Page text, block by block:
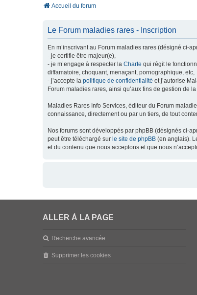
Accueil du forum
Le Forum maladies rares - Inscription
En m’inscrivant au Forum maladies rares (désigné ci-
- je certifie être majeur(e),
- je m’engage à respecter la Charte qui régit le
diffamatoire, choquant, menaçant, pornographique, etc,
- j’accepte la politique de confidentialité et j’autorise
Forum maladies rares, ainsi qu’aux fins de gestion de
Maladies Rares Info Services, éditeur du Forum
connaissance, directement ou par un tiers, de tout
Nos forums sont développés par phpBB (désignés ci-
peut être téléchargé sur le site de phpBB (en anglais).
et du contenu que nous acceptons et que nous
ALLER À LA PAGE
Recherche avancée
Supprimer les cookies